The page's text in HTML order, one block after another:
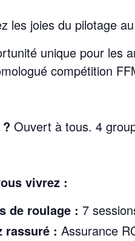
les joies du pilotage
unique pour les
compétition
Ouvert à tous. 4
vivrez :
de roulage : 7
rassuré : Assurance